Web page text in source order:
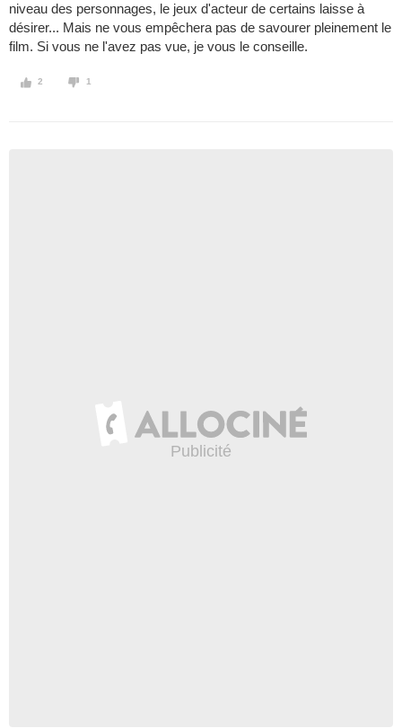
niveau des personnages, le jeux d'acteur de certains laisse à
désirer... Mais ne vous empêchera pas de savourer pleinement le
film. Si vous ne l'avez pas vue, je vous le conseille.
2 1